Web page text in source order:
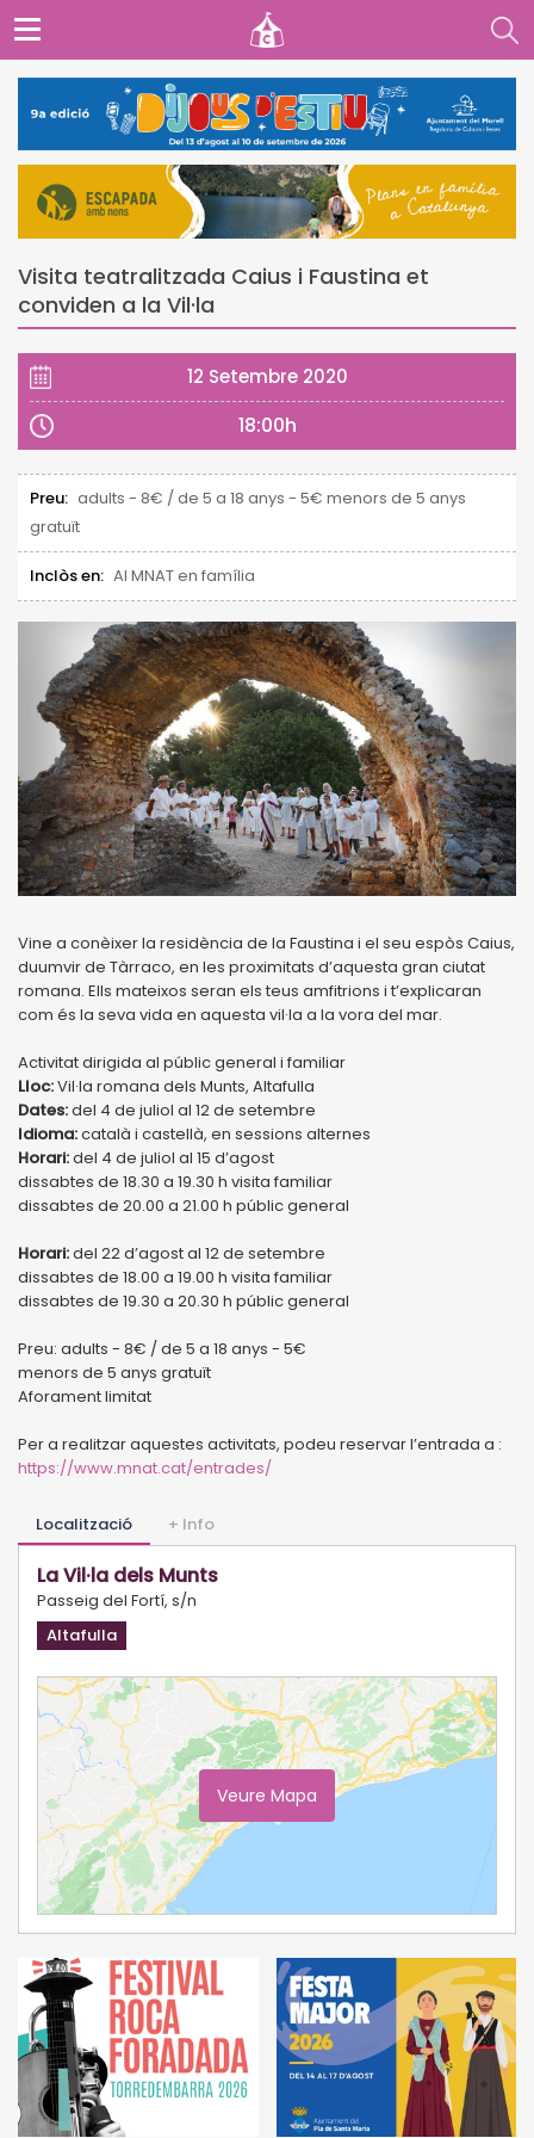
Visita teatralitzada Caius i Faustina et
conviden a la Vil·la
12 Setembre 2020
18:00h
Preu: adults - 8€ / de 5 a 18 anys - 5€ menors de 5 anys
gratuït
Inclòs en: Al MNAT en família
Vine a conèixer la residència de la Faustina i el seu espòs Caius,
duumvir de Tàrraco, en les proximitats d’aquesta gran ciutat
romana. Ells mateixos seran els teus amfitrions i t’explicaran
com és la seva vida en aquesta vil·la a la vora del mar.
Activitat dirigida al públic general i familiar
Lloc:Vil·la romana dels Munts, Altafulla
Dates:del 4 de juliol al 12 de setembre
Idioma:català i castellà, en sessions alternes
Horari:del 4 de juliol al 15 d’agost
dissabtes de 18.30 a 19.30 h visita familiar
dissabtes de 20.00 a 21.00 h públic general
Horari:del 22 d’agost al 12 de setembre
dissabtes de 18.00 a 19.00 h visita familiar
dissabtes de 19.30 a 20.30 h públic general
Preu: adults - 8€ / de 5 a 18 anys - 5€
menors de 5 anys gratuït
Aforament limitat
Per a realitzar aquestes activitats, podeu reservar l’entrada a :
https://www.mnat.cat/entrades/
Localització + Info
La Vil·la dels Munts
Passeig del Fortí, s/n
Altafulla
Veure Mapa